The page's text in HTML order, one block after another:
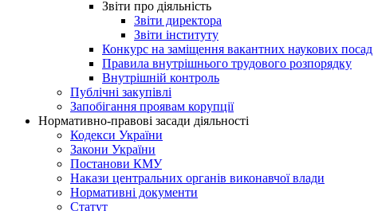
Звіти про діяльність
Звіти директора
Звіти інституту
Конкурс на заміщення вакантних наукових посад
Правила внутрішнього трудового розпорядку
Внутрішній контроль
Публічні закупівлі
Запобігання проявам корупції
Нормативно-правові засади діяльності
Кодекси України
Закони України
Постанови КМУ
Накази центральних органів виконавчої влади
Нормативні документи
Статут